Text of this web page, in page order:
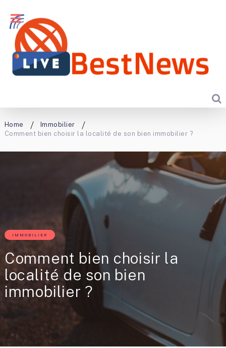
Home
Immobilier
Comment bien choisir la localité de son bien immobilier ?
IMMOBILIER
Comment bien choisir la
localité de son bien
immobilier ?